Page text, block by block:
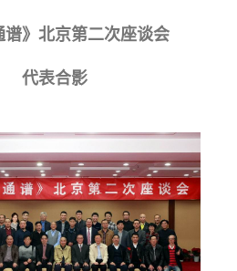
谱》北京第二次座谈会
代表合影